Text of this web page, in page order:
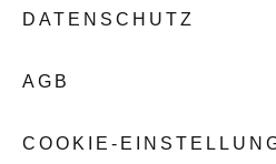
DATENSCHUTZ
AGB
COOKIE-